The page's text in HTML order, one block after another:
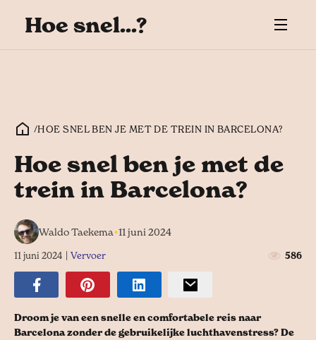
Hoe snel...?
/HOE SNEL BEN JE MET DE TREIN IN BARCELONA?
Hoe snel ben je met de
trein in Barcelona?
Waldo Taekema•11 juni 2024
11 juni 2024 Vervoer 586
Droom je van een snelle en comfortabele reis naar
Barcelona zonder de gebruikelijke luchthavenstress? De